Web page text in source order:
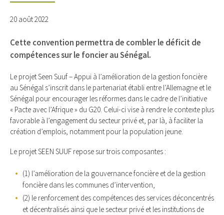
20 août 2022
Cette convention permettra de combler le déficit de
compétences sur le foncier au Sénégal.
Le projet Seen Suuf – Appui à l’amélioration de la gestion foncière
au Sénégal s’inscrit dans le partenariat établi entre l’Allemagne et le
Sénégal pour encourager les réformes dans le cadre de l’initiative
« Pacte avec l’Afrique » du G20. Celui-ci vise à rendre le contexte plus
favorable à l’engagement du secteur privé et, par là, à faciliter la
création d’emplois, notamment pour la population jeune.
Le projet SEEN SUUF repose sur trois composantes :
(1) l’amélioration de la gouvernance foncière et de la gestion
foncière dans les communes d’intervention,
(2) le renforcement des compétences des services déconcentrés
et décentralisés ainsi que le secteur privé et les institutions de